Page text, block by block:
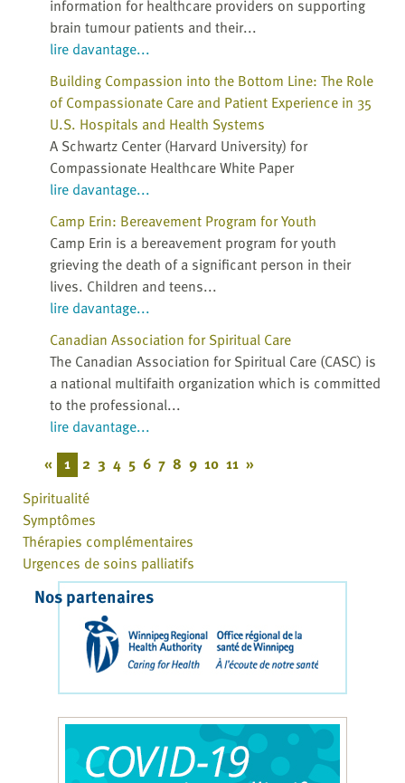
information for healthcare providers on supporting
brain tumour patients and their...
lire davantage...
Building Compassion into the Bottom Line: The Role
of Compassionate Care and Patient Experience in 35
U.S. Hospitals and Health Systems
A Schwartz Center (Harvard University) for
Compassionate Healthcare White Paper
lire davantage...
Camp Erin: Bereavement Program for Youth
Camp Erin is a bereavement program for youth
grieving the death of a significant person in their
lives. Children and teens...
lire davantage...
Canadian Association for Spiritual Care
The Canadian Association for Spiritual Care (CASC) is
a national multifaith organization which is committed
to the professional...
lire davantage...
« 1 2 3 4 5 6 7 8 9 10 11 »
Spiritualité
Symptômes
Thérapies complémentaires
Urgences de soins palliatifs
Nos partenaires